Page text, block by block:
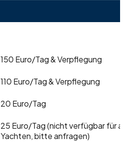
150 Euro/Tag & Verpflegung
110 Euro/Tag & Verpflegung
20 Euro/Tag
25 Euro/Tag (nicht verfügbar für
Yachten, bitte anfragen)